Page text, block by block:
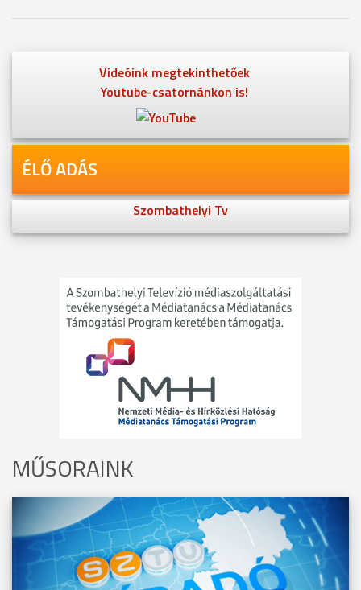
Videóink megtekinthetőek
Youtube-csatornánkon is!
ÉLŐ ADÁS
Szombathelyi Tv
MŰSORAINK